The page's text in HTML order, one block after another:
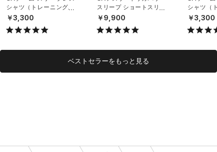
シャツ（トレーニング/U
NISEX）
￥3,300
スリープ ショートスリー
ブ シャツ（ライフスタイ
ル/UNISEX）
￥9,900
シャツ（
NISEX）
￥3,300
ベストセラーをもっと見る